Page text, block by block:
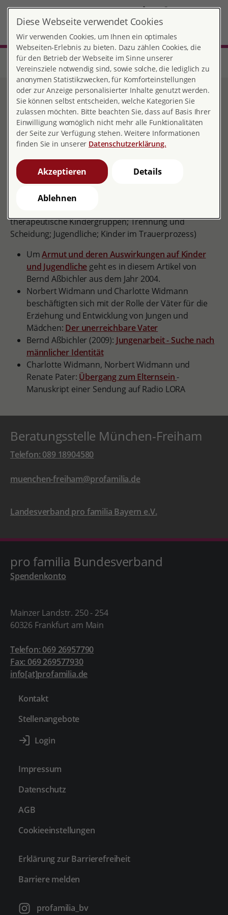
DE
Start Bayern
Beratungsstelle München-Freiham
Erziehungsberatung
Jahresbericht und Artikel
Jahresbericht und Artikel
Wir sind Teil des "EB-Verbunds München", dieser hat
2013 ein Themenheft über die Arbeit der
Erziehungsberatungsstellen mit dem Titel
anders - Unterstützung für Kinder und Jugendliche in
schwierigen Lebenslagen"
therapeutische Kindergruppen; Trennung und
Scheidung; Jugendliche; Kinder im Trauerprozess)
UmArmut und deren Auswirkungen auf Kinder
und Jugendliche geht es in diesem Artikel von
Bernd Aßbichler aus dem Jahr 2004.
Norbert Widmann und Charlotte Widmann
beschäftigten sich mit der Rolle der Väter für die
Erziehung und Entwicklung von Jungen und
Mädchen: Der unerreichbare Vater
Bernd Aßbichler (2009): Jungenarbeit - Suche nach
männlicher Identität
Charlotte Widmann, Norbert Widmann und
Renate Pater: Übergang zum Elternsein-
Manuskript einer Sendung auf Radio LORA
Beratungsstelle München-Freiham
Telefon: 089 18904580
muenchen-freiham@profamilia.de
Landesverband pro familia Bayern e.V.
pro familia Bundesverband
Spendenkonto
Mainzer Landstr. 250 - 254
60326 Frankfurt am Main
Telefon: 069 26957790
Fax: 069 269577930
info[at]profamilia.de
Kontakt
Stellenangebote
Impressum
Datenschutz
AGB
Cookieeinstellungen
Erklärung zur Barrierefreiheit
Barriere melden
profamilia_bv
Diese Webseite verwendet Cookies
Wir verwenden Cookies, um Ihnen ein optimales
Webseiten-Erlebnis zu bieten. Dazu zählen Cookies, die
für den Betrieb der Webseite im Sinne unserer
Vereinsziele notwendig sind, sowie solche, die lediglich zu
anonymen Statistikzwecken, für Komforteinstellungen
oder zur Anzeige personalisierter Inhalte genutzt werden.
Sie können selbst entscheiden, welche Kategorien Sie
zulassen möchten. Bitte beachten Sie, dass auf Basis Ihrer
Einwilligung womöglich nicht mehr alle Funktionalitäten
der Seite zur Verfügung stehen. Weitere Informationen
finden Sie in unserer Datenschutzerklärung.
Akzeptieren Details
Ablehnen